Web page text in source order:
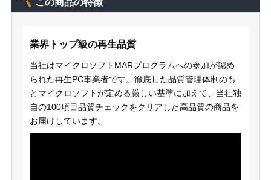
業界トップ級の再生品質
当社はマイクロソフトMARプログラムへの参加が認め
られた再生PC事業者です。徹底した品質管理体制のも
とマイクロソフトが定める厳しい基準に加えて、当社独
自の100項目品質チェックをクリアした高品質の商品を
お届けしています。